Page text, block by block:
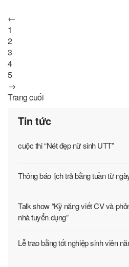
←
1
2
3
4
5
→
Trang cuối
Tin tức
cuộc thi “Nét đẹp nữ sinh UTT”
Thông báo lịch trả bằng tuần từ
Talk show “Kỹ năng viết CV và
nhà tuyển dụng”
Lễ trao bằng tốt nghiệp sinh viên